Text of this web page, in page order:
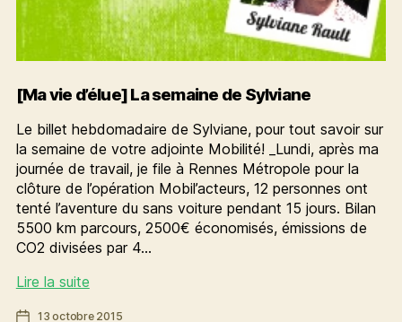
[Ma vie d’élue] La semaine de Sylviane
Le billet hebdomadaire de Sylviane, pour tout savoir sur
la semaine de votre adjointe Mobilité! _Lundi, après ma
journée de travail, je file à Rennes Métropole pour la
clôture de l’opération Mobil’acteurs, 12 personnes ont
tenté l’aventure du sans voiture pendant 15 jours. Bilan
5500 km parcours, 2500€ économisés, émissions de
CO2 divisées par 4…
Lire la suite[Ma
Date13 octobre 2015